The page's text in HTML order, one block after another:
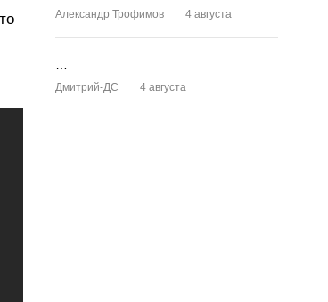
Александр Трофимов 4 августа
Дмитрий-ДС 4 августа